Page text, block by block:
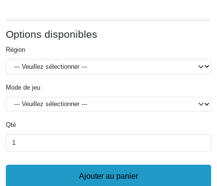
Options disponibles
Région
Mode de jeu
Qté
Ajouter au panier